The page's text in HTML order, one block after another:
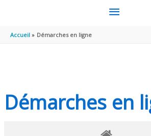
MENU
Accueil Démarches en ligne
Démarches en